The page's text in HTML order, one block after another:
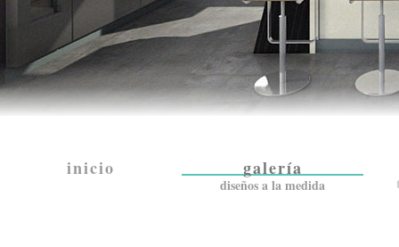
inicio galería
diseños a la medida